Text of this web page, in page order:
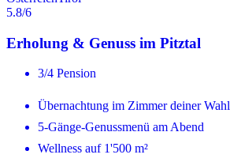
5.8/6
Erholung & Genuss im Pitztal
3/4 Pension
Übernachtung im Zimmer deiner Wahl
5-Gänge-Genussmenü am Abend
Wellness auf 1'500 m²